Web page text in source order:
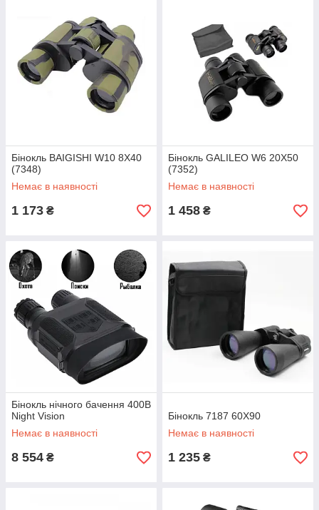
Бінокль BAIGISHI W10 8X40
(7348)
Немає в наявності
1 173 ₴
Бінокль GALILEO W6 20X50
(7352)
Немає в наявності
1 458 ₴
Бінокль нічного бачення 400B
Night Vision
Немає в наявності
8 554 ₴
Бінокль 7187 60X90
Немає в наявності
1 235 ₴